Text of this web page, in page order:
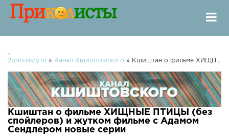
-
2pricolisty.ru » Канал Кшиштовского » Кшиштан о фильме ХИЩНЫЕ ПТИЦЫ (без спойлеров) и жутком фильме с Адамом Сендлером
Кшиштан о фильме ХИЩНЫЕ ПТИЦЫ (без
спойлеров) и жутком фильме с Адамом
Сендлером новые серии